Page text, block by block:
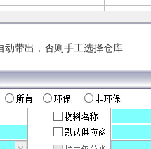
动带出，否则手工选择仓库